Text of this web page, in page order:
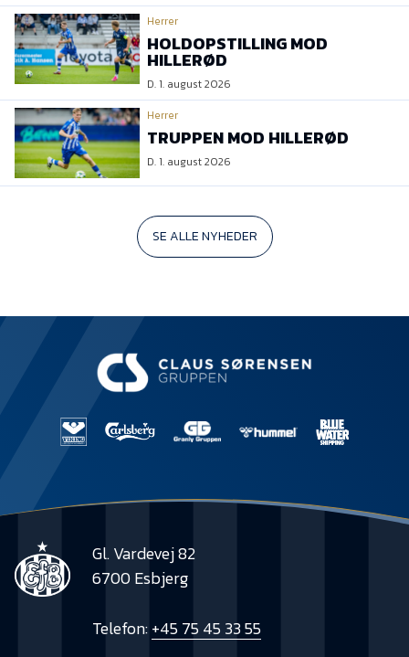
Herrer
HOLDOPSTILLING MOD
HILLERØD
D. 1. august 2026
Herrer
TRUPPEN MOD HILLERØD
D. 1. august 2026
SE ALLE NYHEDER
Gl. Vardevej 82
6700 Esbjerg
Telefon:+45 75 45 33 55